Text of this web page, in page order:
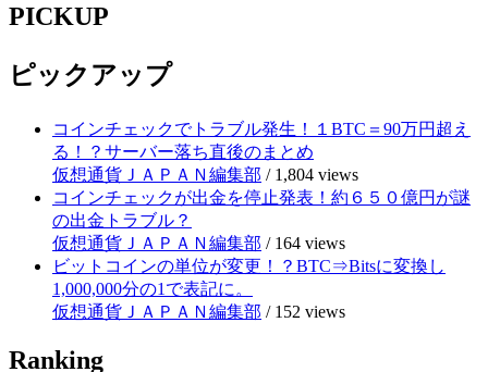
PICKUP
ピックアップ
コインチェックでトラブル発生！１BTC＝90万円超え
る！？サーバー落ち直後のまとめ
仮想通貨ＪＡＰＡＮ編集部 / 1,804 views
コインチェックが出金を停止発表！約６５０億円が謎
の出金トラブル？
仮想通貨ＪＡＰＡＮ編集部 / 164 views
ビットコインの単位が変更！？BTC⇒Bitsに変換し
1,000,000分の1で表記に。
仮想通貨ＪＡＰＡＮ編集部 / 152 views
Ranking